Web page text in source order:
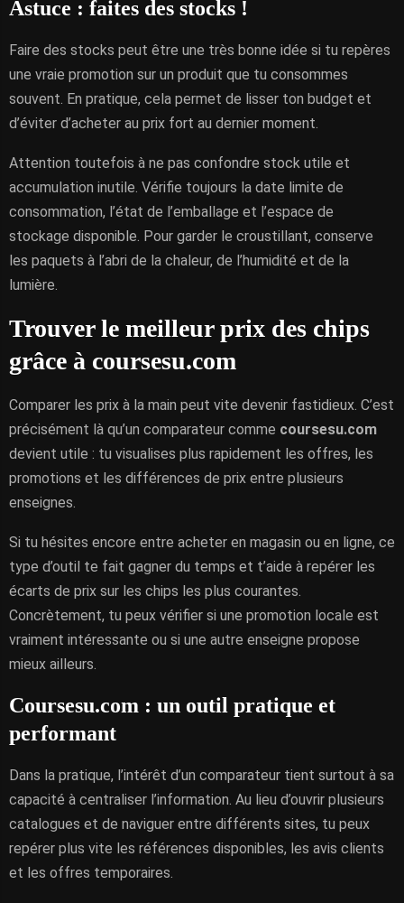
Astuce : faites des stocks !
Faire des stocks peut être une très bonne idée si tu repères
une vraie promotion sur un produit que tu consommes
souvent. En pratique, cela permet de lisser ton budget et
d’éviter d’acheter au prix fort au dernier moment.
Attention toutefois à ne pas confondre stock utile et
accumulation inutile. Vérifie toujours la date limite de
consommation, l’état de l’emballage et l’espace de
stockage disponible. Pour garder le croustillant, conserve
les paquets à l’abri de la chaleur, de l’humidité et de la
lumière.
Trouver le meilleur prix des chips
grâce à coursesu.com
Comparer les prix à la main peut vite devenir fastidieux. C’est
précisément là qu’un comparateur comme coursesu.com
devient utile : tu visualises plus rapidement les offres, les
promotions et les différences de prix entre plusieurs
enseignes.
Si tu hésites encore entre acheter en magasin ou en ligne, ce
type d’outil te fait gagner du temps et t’aide à repérer les
écarts de prix sur les chips les plus courantes.
Concrètement, tu peux vérifier si une promotion locale est
vraiment intéressante ou si une autre enseigne propose
mieux ailleurs.
Coursesu.com : un outil pratique et
performant
Dans la pratique, l’intérêt d’un comparateur tient surtout à sa
capacité à centraliser l’information. Au lieu d’ouvrir plusieurs
catalogues et de naviguer entre différents sites, tu peux
repérer plus vite les références disponibles, les avis clients
et les offres temporaires.